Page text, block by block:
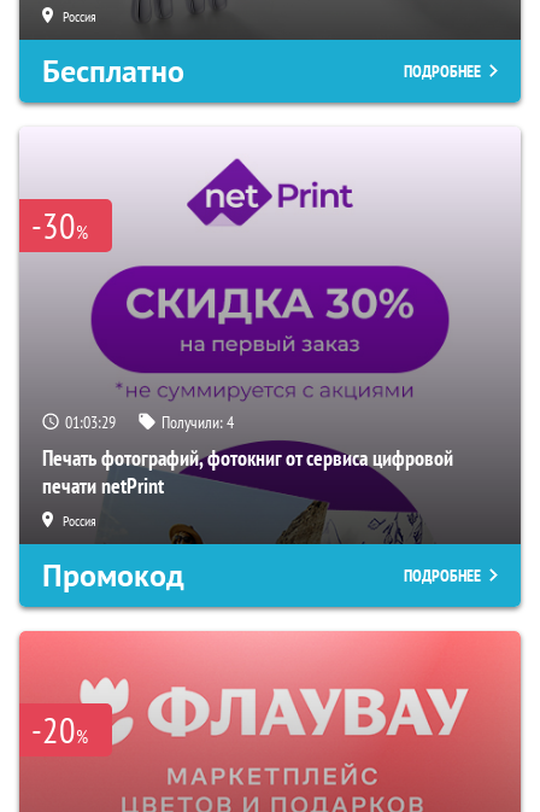
Россия
Бесплатно ПОДРОБНЕЕ
-30%
01:03:28 Получили:4
Печать фотографий, фотокниг от сервиса цифровой
печати netPrint
Россия
Промокод ПОДРОБНЕЕ
-20%